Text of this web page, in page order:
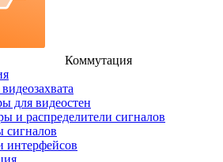
Коммутация
для видеостен
и распределители сигналов
сигналов
интерфейсов